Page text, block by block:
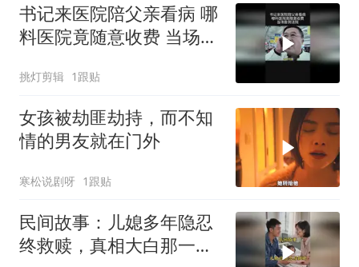
书记来医院陪父亲看病 哪
料医院竟随意收费 当场告
挑灯剪辑 1跟贴
女孩被劫匪劫持，而不知
情的男友就在门外
寒松说剧呀 1跟贴
民间故事：儿媳多年隐忍
终救赎，真相大白那一刻